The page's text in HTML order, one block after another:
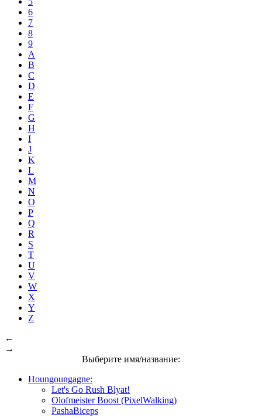
6
7
8
9
A
B
C
D
E
F
G
H
I
J
K
L
M
N
O
P
Q
R
S
T
U
V
W
X
Y
Z
←
→
Выберите имя/название:
Houngoungagne:
Let's Go Rush Blyat!
Olofmeister Boost (PixelWalking)
PashaBiceps